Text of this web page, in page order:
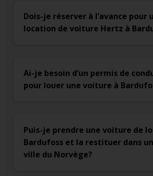
Dois-je réserver à l’avance pour
location de voiture Hertz à
Ai-je besoin d’un permis de
pour louer une voiture à
Puis-je prendre une voiture de
Bardufoss et la restituer dans
ville du Norvège?